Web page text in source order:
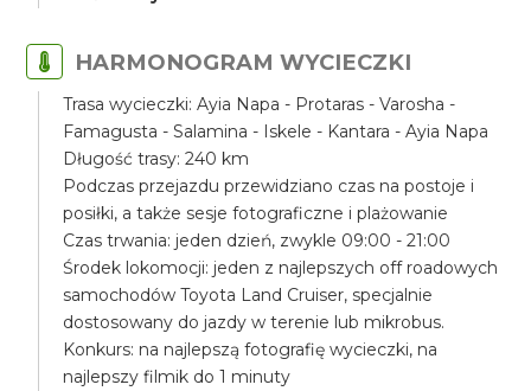
HARMONOGRAM WYCIECZKI
Trasa wycieczki: Ayia Napa - Protaras - Varosha -
Famagusta - Salamina - Iskele - Kantara - Ayia Napa
Długość trasy: 240 km
Podczas przejazdu przewidziano czas na postoje i
posiłki, a także sesje fotograficzne i plażowanie
Czas trwania: jeden dzień, zwykle 09:00 - 21:00
Środek lokomocji: jeden z najlepszych off roadowych
samochodów Toyota Land Cruiser, specjalnie
dostosowany do jazdy w terenie lub mikrobus.
Konkurs: na najlepszą fotografię wycieczki, na
najlepszy filmik do 1 minuty